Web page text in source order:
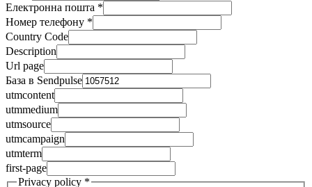
Електронна пошта *
Номер телефону *
Country Code
Description
Url page
База в Sendpulse
utmcontent
utmmedium
utmsource
utmcampaign
utmterm
first-page
Privacy policy *